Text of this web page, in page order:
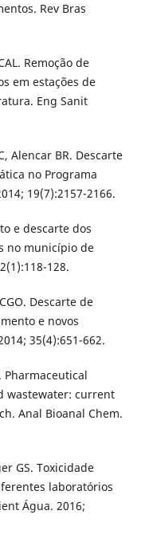
Rev Bras
Remoção de
em estações de
Eng Sanit
Alencar BR. Descarte
no Programa
19(7):2157-2166.
e descarte dos
no município de
128.
Descarte de
e novos
35(4):651-662.
Pharmaceutical
wastewater: current
Anal Bioanal Chem.
GS. Toxicidade
laboratórios
Água. 2016;